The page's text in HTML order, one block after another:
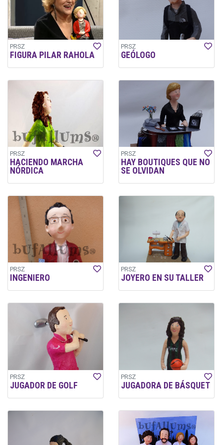
PRSZ
FIGURA PILAR RAHOLA
PRSZ
GEÓLOGO
PRSZ
HACIENDO MARCHA
NÓRDICA
PRSZ
HAY BOUTIQUES QUE NO
SE OLVIDAN
PRSZ
INGENIERO
PRSZ
JOYERO EN SU TALLER
PRSZ
JUGADOR DE GOLF
PRSZ
JUGADORA DE BÁSQUET